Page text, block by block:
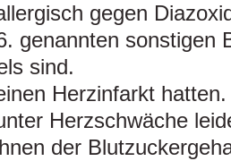
gegen
genannten sonstigen
sind.
Herzinfarkt hatten.
Herzschwäche
der